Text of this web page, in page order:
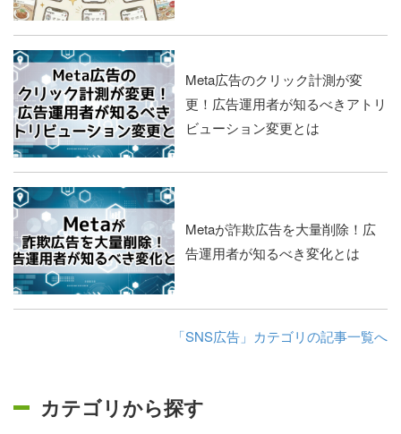
Meta広告のクリック計測が変
更！広告運用者が知るべきアトリ
ビューション変更とは
Metaが詐欺広告を大量削除！広
告運用者が知るべき変化とは
「SNS広告」カテゴリの記事一覧へ
カテゴリから探す